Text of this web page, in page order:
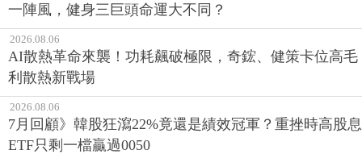
一陣風，健身三巨頭命運大不同？
2026.08.06
AI散熱革命來襲！功耗飆破極限，奇鋐、健策卡位高毛
利散熱新戰場
2026.08.06
7月回顧》韓股狂瀉22%竟還是績效冠軍？重挫時高股息
ETF只剩一檔贏過0050